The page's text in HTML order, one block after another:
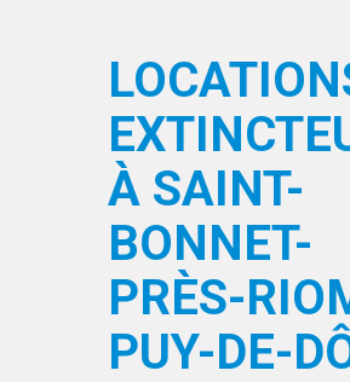
À SAINT-
BONNET-
PRÈS-
PUY-DE-